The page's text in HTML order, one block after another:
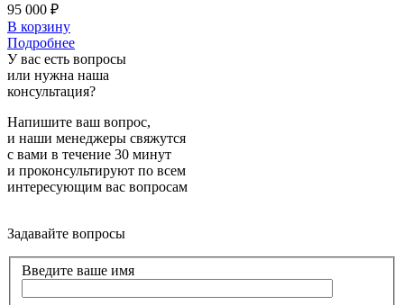
95 000 ₽
В корзину
Подробнее
У вас есть вопросы
или нужна наша
консультация?
Напишите ваш вопрос,
и наши менеджеры свяжутся
с вами в течение 30 минут
и проконсультируют по всем
интересующим вас вопросам
Задавайте вопросы
Введите ваше имя